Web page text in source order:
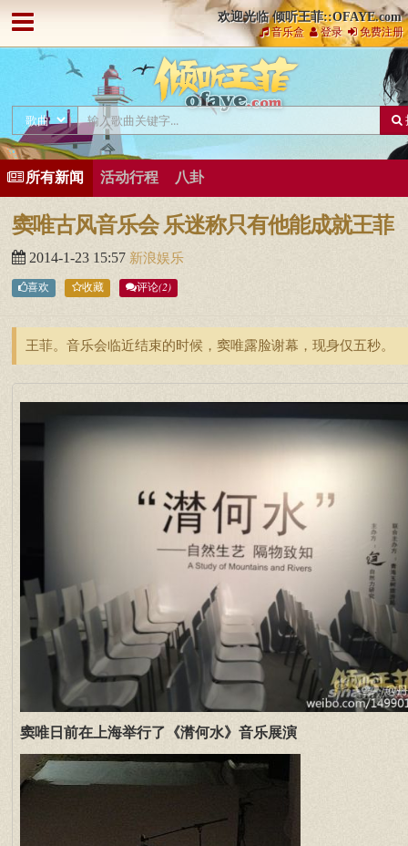
欢迎光临 倾听王菲::OFAYE.com
音乐盒 登录 免费注册
所有新闻 活动行程 八卦
窦唯古风音乐会 乐迷称只有他能成就王菲
2014-1-23 15:57 新浪娱乐
喜欢 收藏 评论(2)
王菲。音乐会临近结束的时候，窦唯露脸谢幕，现身仅五秒。
窦唯日前在上海举行了《潸何水》音乐展演